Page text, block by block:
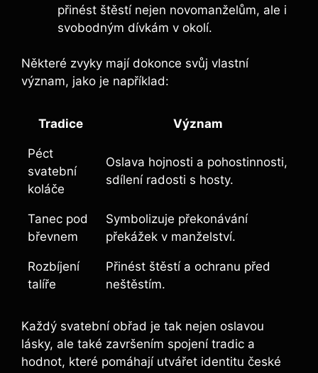
přinést štěstí nejen novomanželům, ale i
svobodným dívkám v okolí.
Některé zvyky mají dokonce svůj vlastní
význam, jako je například:
Tradice Význam
Péct
svatební
koláče
Oslava hojnosti a pohostinnosti,
sdílení radosti s hosty.
Tanec pod
břevnem
Symbolizuje překonávání
překážek v manželství.
Rozbíjení
talíře
Přinést štěstí a ochranu před
neštěstím.
Každý svatební obřad je tak nejen oslavou
lásky, ale také završením spojení tradic a
hodnot, které pomáhají utvářet identitu české